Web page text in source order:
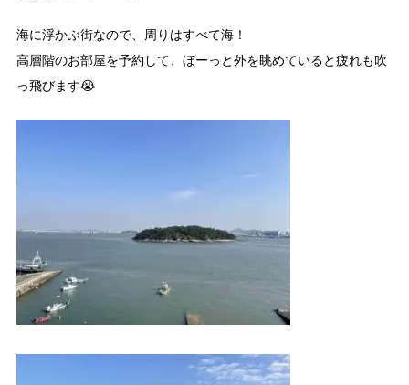
海に浮かぶ街なので、周りはすべて海！
高層階のお部屋を予約して、ぼーっと外を眺めていると疲れも吹
っ飛びます😭